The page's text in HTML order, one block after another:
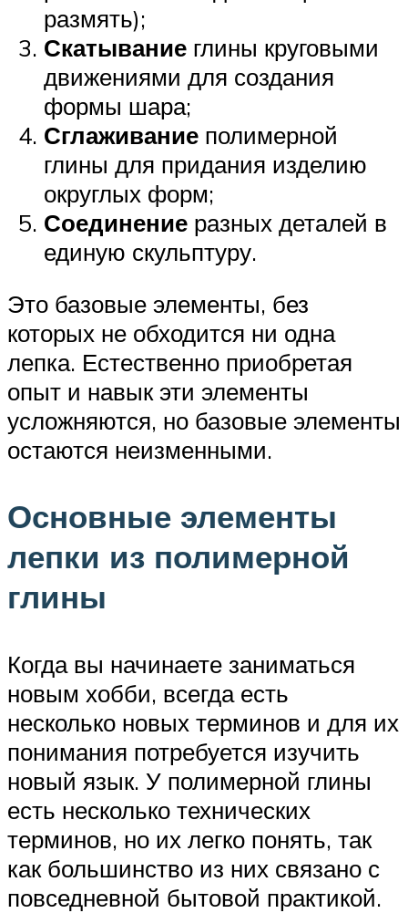
размять);
Скатывание глины круговыми
движениями для создания
формы шара;
Сглаживание полимерной
глины для придания изделию
округлых форм;
Соединение разных деталей в
единую скульптуру.
Это базовые элементы, без
которых не обходится ни одна
лепка. Естественно приобретая
опыт и навык эти элементы
усложняются, но базовые элементы
остаются неизменными.
Основные элементы
лепки из полимерной
глины
Когда вы начинаете заниматься
новым хобби, всегда есть
несколько новых терминов и для их
понимания потребуется изучить
новый язык. У полимерной глины
есть несколько технических
терминов, но их легко понять, так
как большинство из них связано с
повседневной бытовой практикой.